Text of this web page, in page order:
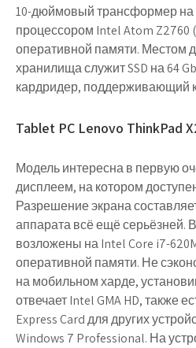
10-дюймовый трансформер
процессором Intel Atom Z2760
оперативной памяти. Местом
хранилища служит SSD на 64
кардридер, поддерживающий
Tablet PC Lenovo ThinkPad
Модель интересна в первую
дисплеем, на котором
Разрешение экрана
аппарата всё ещё серьёзней.
возложены на Intel Core i7-
оперативной памяти. Не
на мобильном харде,
отвечает Intel GMA HD, также
Express Card для других
Windows 7 Professional. На